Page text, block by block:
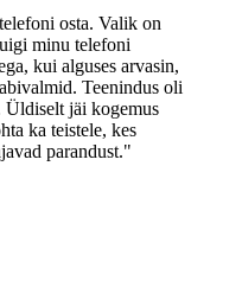
osta. Valik on
minu telefoni
kui alguses arvasin,
Teenindus oli
Üldiselt jäi kogemus
ka teistele, kes
parandust."